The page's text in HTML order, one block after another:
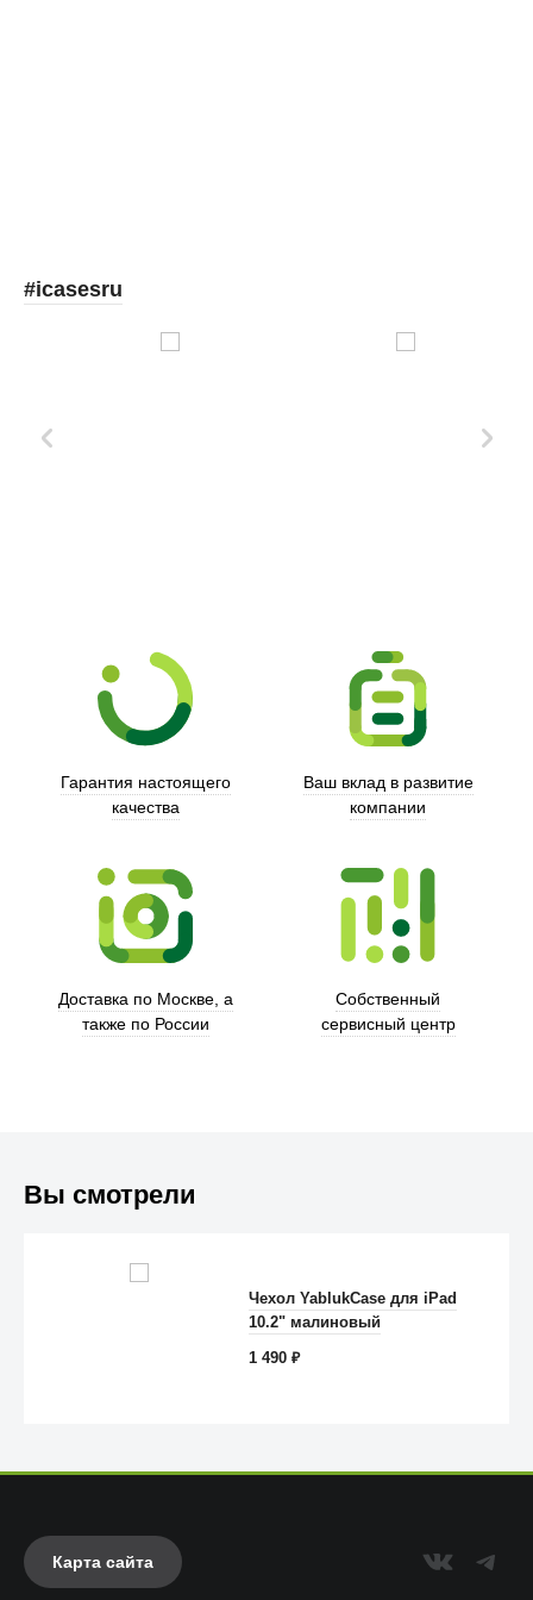
Anker
#icasesru
Гарантия настоящего
качества
Ваш вклад в развитие
компании
Доставка по Москве, а
также по России
Собственный
сервисный центр
Вы смотрели
Чехол YablukCase для iPad
10.2" малиновый
1 490₽
Карта сайта